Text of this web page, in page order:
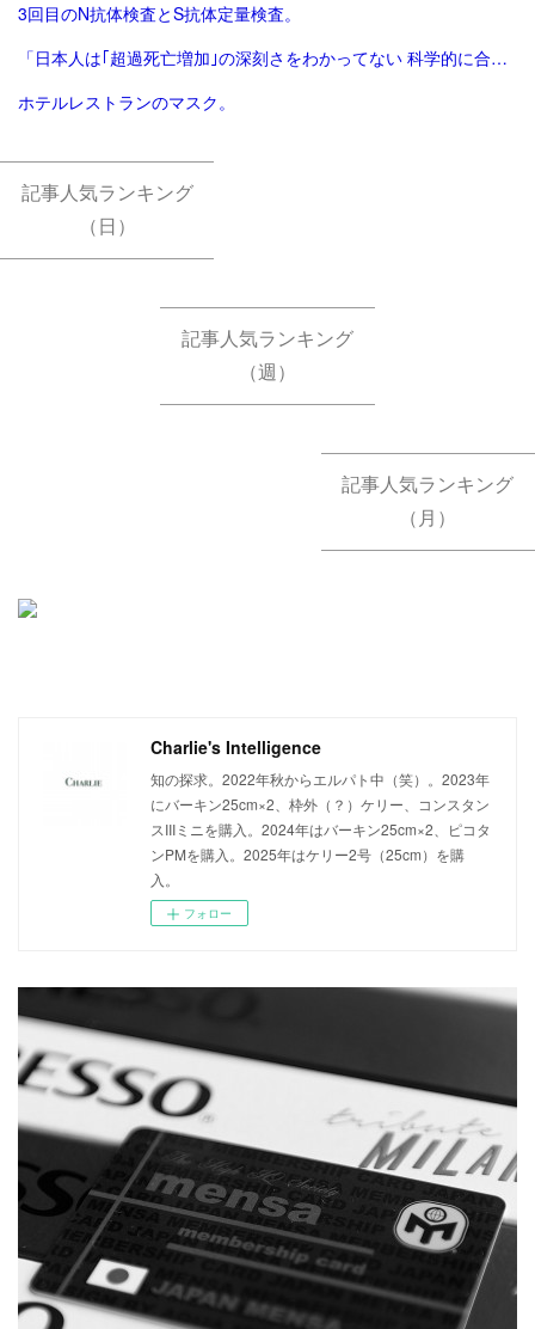
3回目のN抗体検査とS抗体定量検査。
「日本人は｢超過死亡増加｣の深刻さをわかってない 科学的に合理的でないコロナ対策を続けていいのか | 新型コロナ、「新しい日常」への前進 | 東洋経済オンライン」
ホテルレストランのマスク。
記事人気ランキング
（日）
記事人気ランキング
（週）
記事人気ランキング
（月）
Charlie's Intelligence
知の探求。2022年秋からエルパト中（笑）。2023年
にバーキン25cm×2、枠外（？）ケリー、コンスタン
スIIIミニを購入。2024年はバーキン25cm×2、ピコタ
ンPMを購入。2025年はケリー2号（25cm）を購
入。
フォロー